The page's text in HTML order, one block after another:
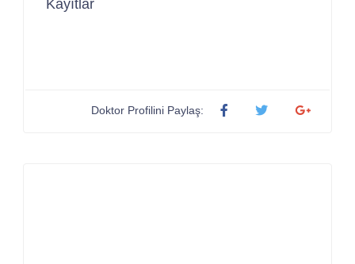
Kayıtlar
Doktor Profilini Paylaş: